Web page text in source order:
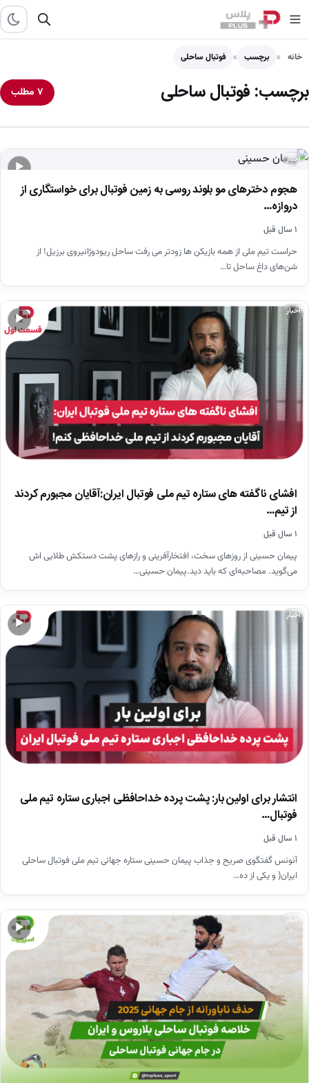
خانه برچسب فوتبال ساحلی
برچسب: فوتبال ساحلی ۷ مطلب
▶
اخبار
هجوم دخترهای مو بلوند روسی به زمین فوتبال برای خواستگاری از
دروازه…
۱ سال قبل
حراست تیم ملی از همه بازیکن ها زودتر می رفت ساحل ریودوژانیروی برزیل! از
شن‌های داغ ساحل تا…
▶
اخبار
افشای ناگفته های ستاره تیم ملی فوتبال ایران:آقایان مجبورم کردند
از تیم…
۱ سال قبل
پیمان حسینی از روزهای سخت، افتخارآفرینی و رازهای پشت دستکش طلایی اش
می‌گوید. مصاحبه‌ای که باید دید.پیمان حسینی…
▶
اخبار
انتشار برای اولین بار: پشت پرده خداحافظی اجباری ستاره تیم ملی
فوتبال…
۱ سال قبل
آنونس گفتگوی صریح و جذاب پیمان حسینی ستاره جهانی تیم ملی فوتبال ساحلی
ایران( و یکی از ده…
▶
اخبار